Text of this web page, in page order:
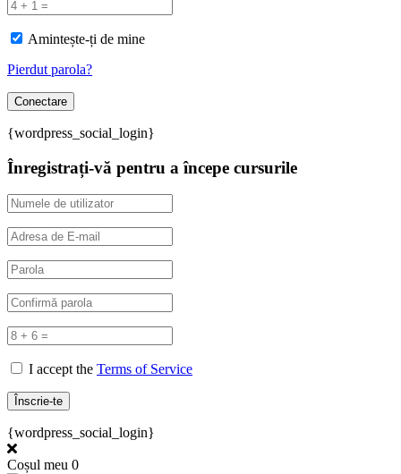
Amintește-ți de mine
Pierdut parola?
{wordpress_social_login}
Înregistrați-vă pentru a începe cursurile
I accept the Terms of Service
{wordpress_social_login}
Coșul meu 0